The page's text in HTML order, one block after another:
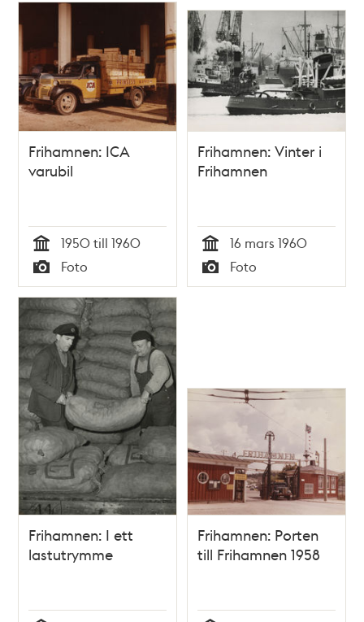
Frihamnen: ICA
varubil
Tid
1950 till 1960
Typ
Foto
Frihamnen: Vinter i
Frihamnen
Tid
16 mars 1960
Typ
Foto
Frihamnen: I ett
lastutrymme
Frihamnen: Porten
till Frihamnen 1958